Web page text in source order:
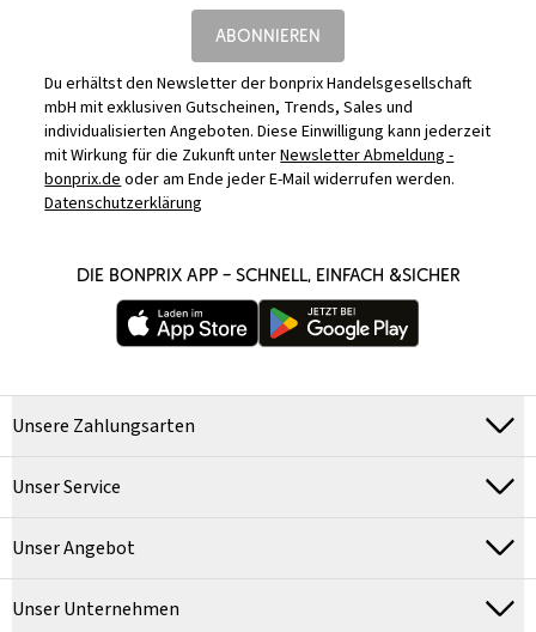
ABONNIEREN
Du erhältst den Newsletter der bonprix Handelsgesellschaft
mbH mit exklusiven Gutscheinen, Trends, Sales und
individualisierten Angeboten. Diese Einwilligung kann jederzeit
mit Wirkung für die Zukunft unterNewsletter Abmeldung -
bonprix.deoder am Ende jeder E-Mail widerrufen werden.
Datenschutzerklärung
DIE BONPRIX APP – SCHNELL, EINFACH &SICHER
Unsere Zahlungsarten
Unser Service
Unser Angebot
Unser Unternehmen